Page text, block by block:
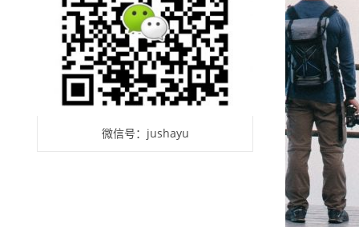
微信号：jushayu